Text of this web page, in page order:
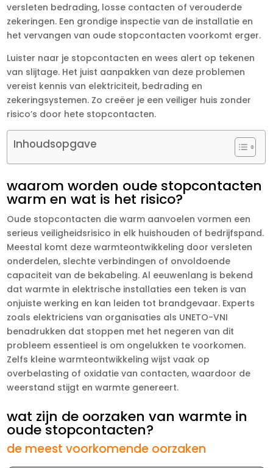
versleten bedrading, losse contacten of verouderde
zekeringen.​ Een grondige inspectie van de installatie en
het vervangen van oude stopcontacten voorkomt erger.​
Luister naar je stopcontacten en wees alert op tekenen
van slijtage.​ Het juist aanpakken van deze problemen
vereist kennis van elektriciteit, bedrading en
zekeringsystemen.​ Zo creëer je een veiliger huis zonder
risico’s door hete stopcontacten.​
Inhoudsopgave
waarom worden oude stopcontacten
warm en wat is het risico?
Oude stopcontacten die warm aanvoelen vormen een
serieus veiligheidsrisico in elk huishouden of bedrijfspand.​
Meestal komt deze warmteontwikkeling door versleten
onderdelen, slechte verbindingen of onvoldoende
capaciteit van de bekabeling.​ Al eeuwenlang is bekend
dat warmte in elektrische installaties een teken is van
onjuiste werking en kan leiden tot brandgevaar.​ Experts
zoals elektriciens van organisaties als UNETO-VNI
benadrukken dat stoppen met het negeren van dit
probleem essentieel is om ongelukken te voorkomen.​
Zelfs kleine warmteontwikkeling wijst vaak op
overbelasting of oxidatie van contacten, waardoor de
weerstand stijgt en warmte genereert.​
wat zijn de oorzaken van warmte in
oude stopcontacten?
de meest voorkomende oorzaken